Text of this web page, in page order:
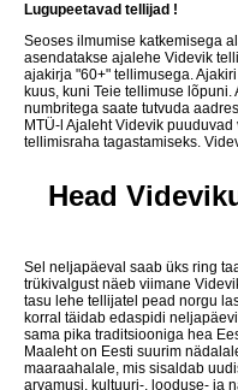
Lugupeetavad tellijad !
Seoses ilmumise katkemisega
asendatakse ajalehe Videvik
ajakirja "60+" tellimusega.
kuus, kuni Teie tellimuse lõpuni.
numbritega saate tutvuda
MTÜ-l Ajaleht Videvik puuduvad
tellimisraha tagastamiseks.
Head
Sel neljapäeval saab üks ring
trükivalgust näeb viimane
tasu lehe tellijatel pead norgu
korral täidab edaspidi
sama pika traditsiooniga hea
Maaleht on Eesti suurim
maaraahalale, mis sisaldab
arvamusi, kultuuri-, looduse- ja